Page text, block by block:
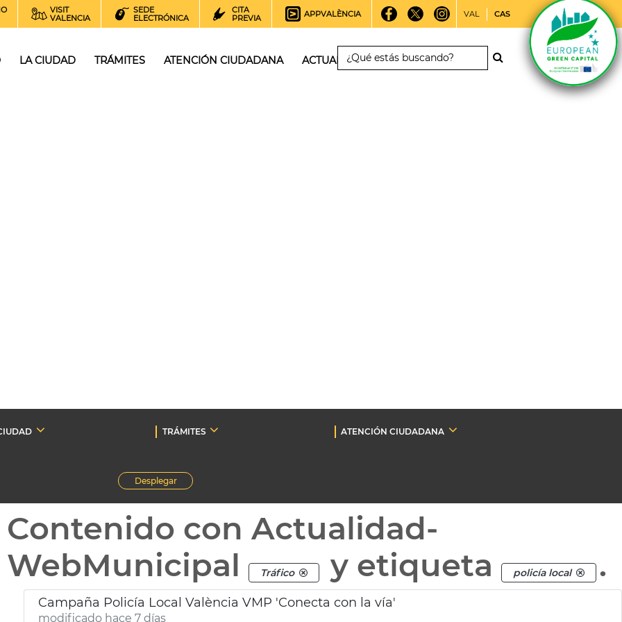
VISIT
VALENCIA
SEDE
ELECTRÓNICA
CITA
PREVIA
APPVALÈNCIA VAL CAS
LA CIUDAD TRÁMITES ATENCIÓN CIUDADANA ACTUALIDAD
TRÁMITES ATENCIÓN CIUDADANA
Desplegar
Contenido con Actualidad-
WebMunicipal
Tráfico y etiqueta policía local .
Campaña Policía Local València VMP 'Conecta con la vía'
modificado hace 7 días